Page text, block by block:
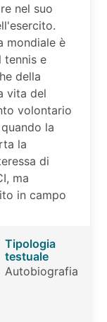
nel suo
mondiale è
tennis e
della
vita del
volontario
la
la
di
ma
in campo
Tipologia
testuale
Autobiografia